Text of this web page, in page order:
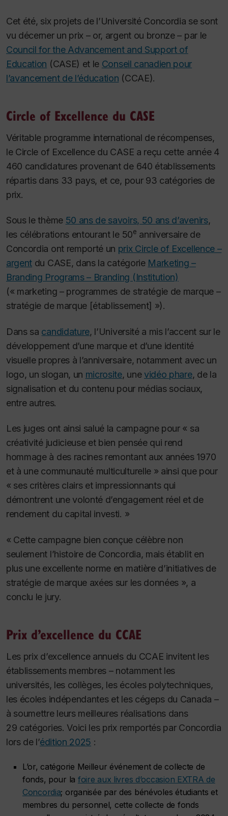
Cet été, six projets de l’Université Concordia se sont
vu décerner un prix – or, argent ou bronze – par le
Council for the Advancement and Support of
Education (CASE) et le Conseil canadien pour
l’avancement de l’éducation (CCAE).
Circle of Excellence du CASE
Véritable programme international de récompenses,
le Circle of Excellence du CASE a reçu cette année 4
460 candidatures provenant de 640 établissements
répartis dans 33 pays, et ce, pour 93 catégories de
prix.
Sous le thème 50 ans de savoirs, 50 ans d’avenirs,
les célébrations entourant le 50e anniversaire de
Concordia ont remporté un prix Circle of Excellence –
argent du CASE, dans la catégorie Marketing –
Branding Programs – Branding (Institution)
(« marketing – programmes de stratégie de marque –
stratégie de marque [établissement] »).
Dans sa candidature, l’Université a mis l’accent sur le
développement d’une marque et d’une identité
visuelle propres à l’anniversaire, notamment avec un
logo, un slogan, un microsite, unevidéo phare, de la
signalisation et du contenu pour médias sociaux,
entre autres.
Les juges ont ainsi salué la campagne pour « sa
créativité judicieuse et bien pensée qui rend
hommage à des racines remontant aux années 1970
et à une communauté multiculturelle » ainsi que pour
« ses critères clairs et impressionnants qui
démontrent une volonté d’engagement réel et de
rendement du capital investi. »
« Cette campagne bien conçue célèbre non
seulement l’histoire de Concordia, mais établit en
plus une excellente norme en matière d’initiatives de
stratégie de marque axées sur les données », a
conclu le jury.
Prix d’excellence du CCAE
Les prix d’excellence annuels du CCAE invitent les
établissements membres – notamment les
universités, les collèges, les écoles polytechniques,
les écoles indépendantes et les cégeps du Canada –
à soumettre leurs meilleures réalisations dans
29 catégories. Voici les prix remportés par Concordia
lors de l’édition 2025 :
L’or, catégorie Meilleur événement de collecte de
fonds, pour la foire aux livres d’occasion EXTRA de
Concordia; organisée par des bénévoles étudiants et
membres du personnel, cette collecte de fonds